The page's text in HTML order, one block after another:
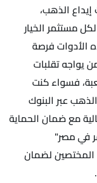
الذهب،
مستثمر الخيار
الأدوات فرصة
يواجه تقلبات
فسواء كنت
عبر البنوك
مع ضمان الحماية
في مصر"
المختصين لضمان